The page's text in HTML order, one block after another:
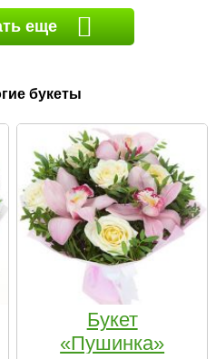
еще
букеты
Букет
«Пушинка»